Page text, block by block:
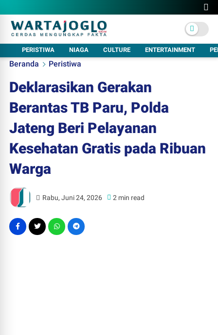
PERISTIWA NIAGA CULTURE ENTERTAINMENT
Beranda Peristiwa
Deklarasikan Gerakan
Berantas TB Paru, Polda
Jateng Beri Pelayanan
Kesehatan Gratis pada Ribuan
Warga
Rabu, Juni 24, 2026 2 min read